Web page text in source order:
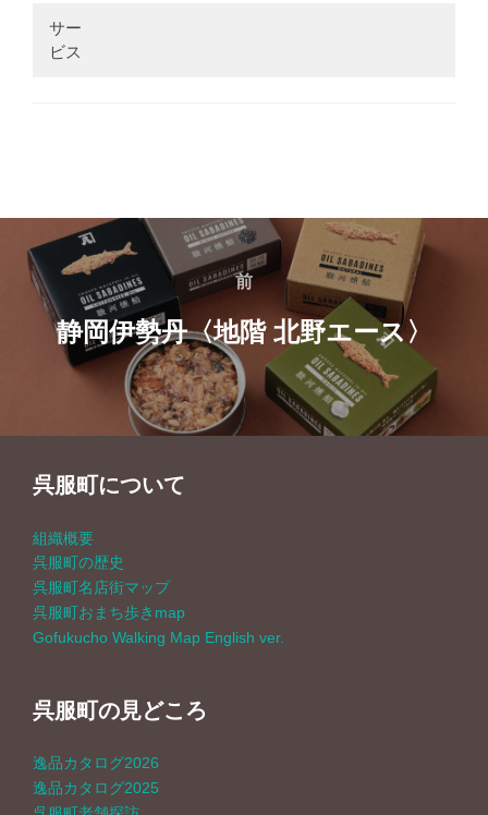
サー
ビス
投
稿
前
前
静岡伊勢丹〈地階 北野エース〉
呉服町について
組織概要
呉服町の歴史
呉服町名店街マップ
呉服町おまち歩きmap
Gofukucho Walking Map English ver.
呉服町の見どころ
逸品カタログ2026
逸品カタログ2025